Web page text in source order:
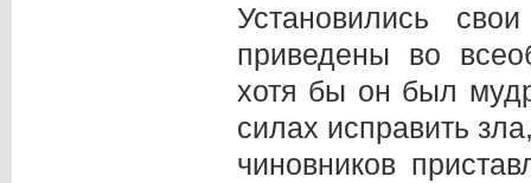
Установились
приведены во
хотя бы он был
силах исправить
чиновников